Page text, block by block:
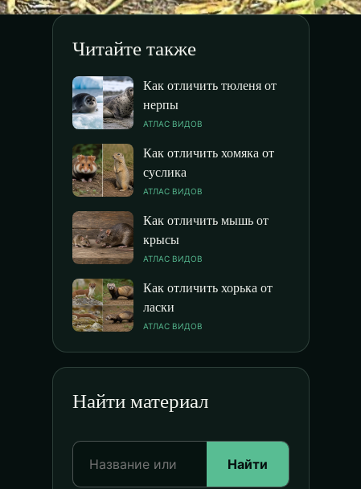
Читайте также
Как отличить тюленя от
нерпы
АТЛАС ВИДОВ
Как отличить хомяка от
суслика
АТЛАС ВИДОВ
Как отличить мышь от
крысы
АТЛАС ВИДОВ
Как отличить хорька от
ласки
АТЛАС ВИДОВ
Найти материал
Найти